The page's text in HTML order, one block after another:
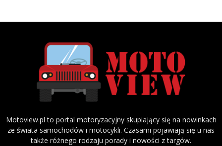
Motoview.pl to portal motoryzacyjny skupiający się na nowinkach
ze świata samochodów i motocykli. Czasami pojawiają się u nas
także różnego rodzaju porady i nowości z targów.